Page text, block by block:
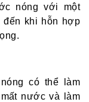
nóng với một
đến khi hỗn hợp
có thể làm
nước và làm